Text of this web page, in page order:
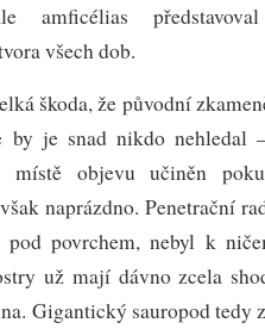
amficélias
všech dob.
škoda, že původní
by je snad nikdo nehledal
místě objevu učiněn
naprázdno. Penetrační
povrchem, nebyl k
už mají dávno zcela
Gigantický sauropod tedy